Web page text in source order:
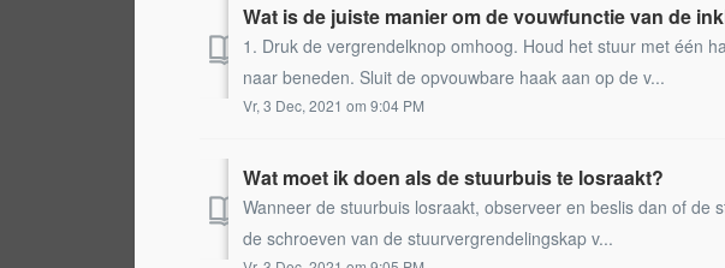
Wat is de juiste manier om de vouwfunctie van de
1. Druk de vergrendelknop omhoog. Houd het stuur met één
naar beneden. Sluit de opvouwbare haak aan op de v...
Vr, 3 Dec, 2021 om 9:04 PM
Wat moet ik doen als de stuurbuis te losraakt?
Wanneer de stuurbuis losraakt, observeer en beslis dan of de
de schroeven van de stuurvergrendelingskap v...